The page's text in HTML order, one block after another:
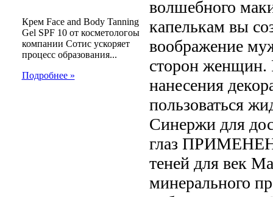
Крем Face and Body Tanning
Gel SPF 10 от косметологоы
компании Сотис ускоряет
процесс образования...
Подробнее »
волшебного
капелькам вы
воображение
сторон женщин.
нанесения
пользоваться
Синержи для
глаз
теней для век
минерального